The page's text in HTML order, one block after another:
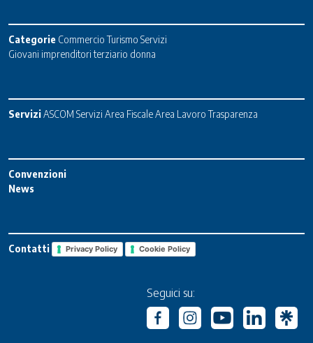
Categorie Commercio Turismo Servizi
Giovani imprenditori terziario donna
ServiziASCOM Servizi Area FiscaleArea Lavoro Trasparenza
Convenzioni
News
Contatti Privacy Policy Cookie Policy
Seguici su: